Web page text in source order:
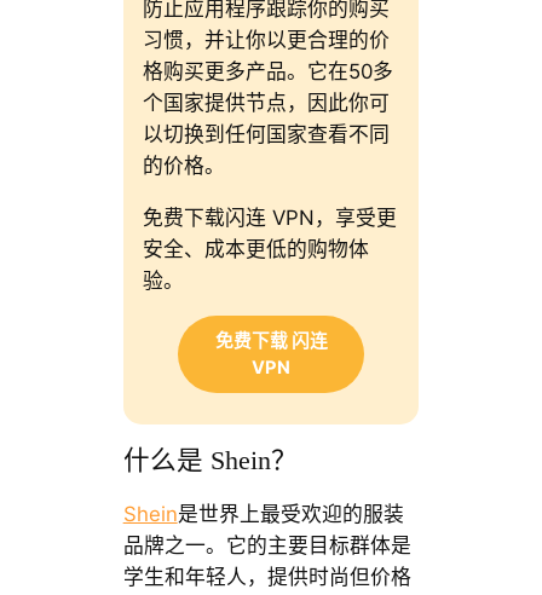
防止应用程序跟踪你的购买
习惯，并让你以更合理的价
格购买更多产品。它在50多
个国家提供节点，因此你可
以切换到任何国家查看不同
的价格。
免费下载闪连 VPN，享受更
安全、成本更低的购物体
验。
免费下载 闪连
VPN
什么是 Shein？
Shein是世界上最受欢迎的服装
品牌之一。它的主要目标群体是
学生和年轻人，提供时尚但价格